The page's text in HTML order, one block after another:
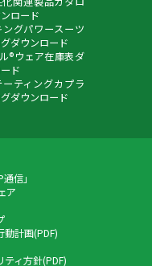
ロード
ングパワースーツ
ダウンロード
®ウェア在庫表ダ
ド
ーティングカプラ
ダウンロード
信」
ア
動計画(PDF)
ィ方針(PDF)